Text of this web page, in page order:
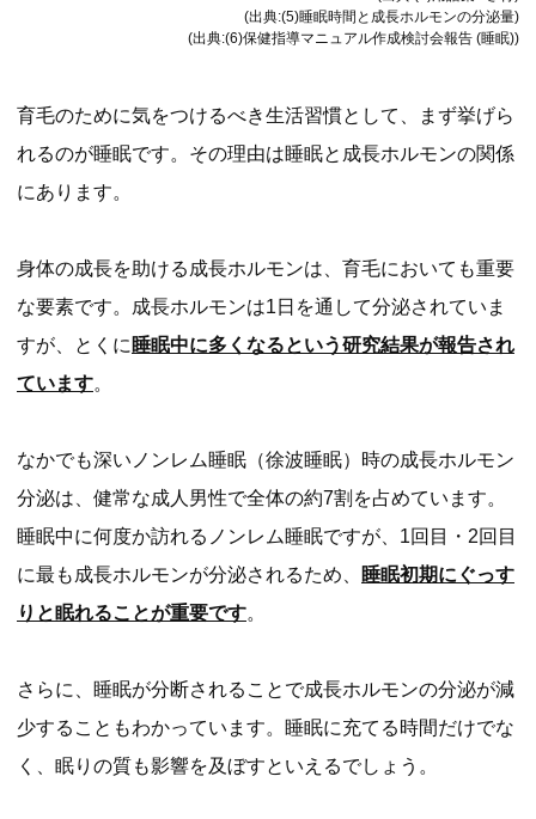
(出典:(5)睡眠時間と成長ホルモンの分泌量)
(出典:(6)保健指導マニュアル作成検討会報告 (睡眠))
育毛のために気をつけるべき生活習慣として、まず挙げら
れるのが睡眠です。その理由は睡眠と成長ホルモンの関係
にあります。
身体の成長を助ける成長ホルモンは、育毛においても重要
な要素です。成長ホルモンは1日を通して分泌されていま
すが、とくに 睡眠中に多くなるという研究結果が報告され
ています。
なかでも深いノンレム睡眠（徐波睡眠）時の成長ホルモン
分泌は、健常な成人男性で全体の約7割を占めています。
睡眠中に何度か訪れるノンレム睡眠ですが、1回目・2回目
に最も成長ホルモンが分泌されるため、
睡眠初期にぐっす
りと眠れることが重要です。
さらに、睡眠が分断されることで成長ホルモンの分泌が減
少することもわかっています。睡眠に充てる時間だけでな
く、眠りの質も影響を及ぼすといえるでしょう。